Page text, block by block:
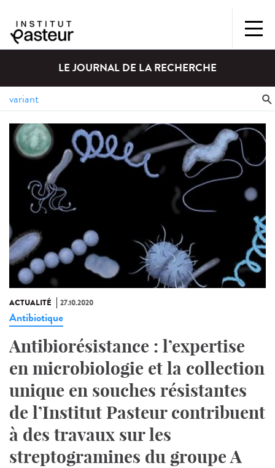
LE JOURNAL DE LA RECHERCHE
ACTUALITÉ 27.10.2020
Antibiotique
Antibiorésistance : l’expertise
en microbiologie et la collection
unique en souches résistantes
de l’Institut Pasteur contribuent
à des travaux sur les
streptogramines du groupe A